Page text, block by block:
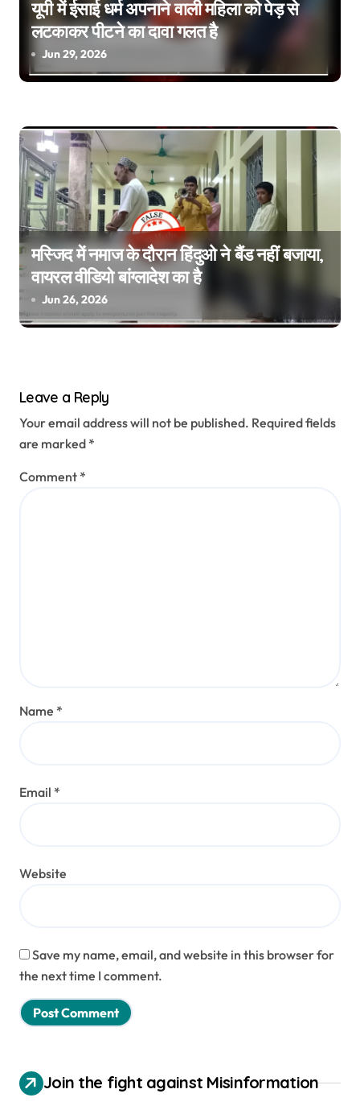
यूपी में ईसाई धर्म अपनाने वाली महिला को पेड़ से
लटकाकर पीटने का दावा गलत है
Jun 29, 2026
मस्जिद में नमाज के दौरान हिंदुओ ने बैंड नहीं बजाया,
वायरल वीडियो बांग्लादेश का है
Jun 26, 2026
Leave a Reply
Your email address will not be published. Required fields
are marked *
Comment *
Name *
Email *
Website
Save my name, email, and website in this browser for
the next time I comment.
Join the fight against Misinformation